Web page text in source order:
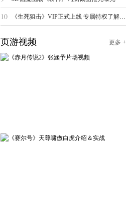
10 《生死狙击》VIP正式上线 专属特权了解一下
页游视频 更多 +